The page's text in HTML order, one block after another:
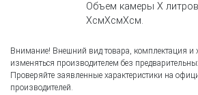
Объем камеры Х
ХсмХсмХсм.
Внимание! Внешний вид товара, комплектация и
изменяться производителем без
Проверяйте заявленные характеристики на
производителей.